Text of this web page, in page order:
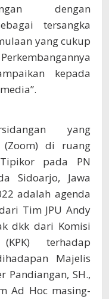
dengan
tersangka
yang cukup
kepada
yang
(Zoom) di ruang
pada PN
Sidoarjo, Jawa
adalah agenda
Tim JPU Andy
dkk dari Komisi
terhadap
Majelis
Pandiangan, SH.,
Ad Hoc masing-